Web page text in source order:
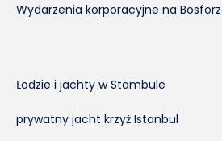
Wydarzenia korporacyjne na
Łodzie i jachty w Stambule
prywatny jacht krzyż Istanbul